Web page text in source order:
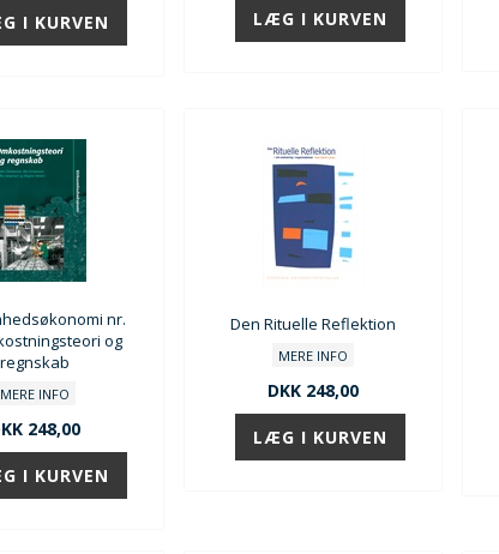
nr.
og
regnskab
MERE INFO
248,00
Den Rituelle Reflektion
MERE INFO
DKK 248,00